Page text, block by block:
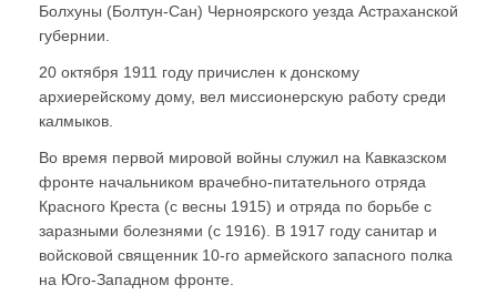
Болхуны (Болтун-Сан) Черноярского уезда Астраханской
губернии.
20 октября 1911 году причислен к донскому
архиерейскому дому, вел миссионерскую работу среди
калмыков.
Во время первой мировой войны служил на Кавказском
фронте начальником врачебно-питательного отряда
Красного Креста (с весны 1915) и отряда по борьбе с
заразными болезнями (с 1916). В 1917 году санитар и
войсковой священник 10-го армейского запасного полка
на Юго-Западном фронте.